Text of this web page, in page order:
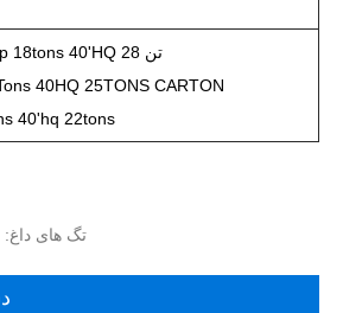
40HQ 25TONS CARTON
40'hq 22tons
تگ های